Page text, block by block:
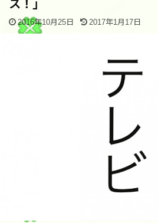
ス！」
2016年10月25日 2017年1月17日